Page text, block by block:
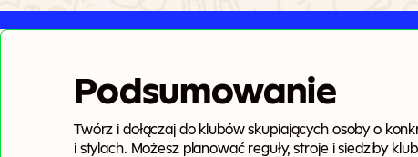
Podsumowanie
Twórz i dołączaj do klubów skupiających osoby o
i stylach. Możesz planować reguły, stroje i siedziby